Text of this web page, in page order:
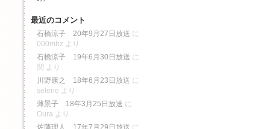
最近のコメント
石橋涼子 20年9月27日放送 に
000mhz より
石橋涼子 19年6月30日放送 に
関 より
川野康之 18年6月23日放送 に
selene より
薄景子 18年3月25日放送 に
Oura より
佐藤理人 17年7月29日放送 に